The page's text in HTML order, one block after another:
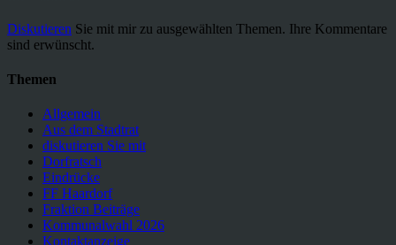
Diskutieren Sie mit mir zu ausgewählten Themen. Ihre Kommentare
sind erwünscht.
Themen
Allgemein
Aus dem Stadtrat
diskutieren Sie mit
Dorfratsch
Eindrücke
FF Haardorf
Fraktion Beiträge
Kommunalwahl 2026
Kontaktanzeige